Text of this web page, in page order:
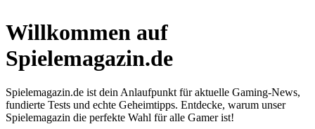
Willkommen auf
Spielemagazin.de
Spielemagazin.de ist dein Anlaufpunkt für aktuelle Gaming-News,
fundierte Tests und echte Geheimtipps. Entdecke, warum unser
Spielemagazin die perfekte Wahl für alle Gamer ist!